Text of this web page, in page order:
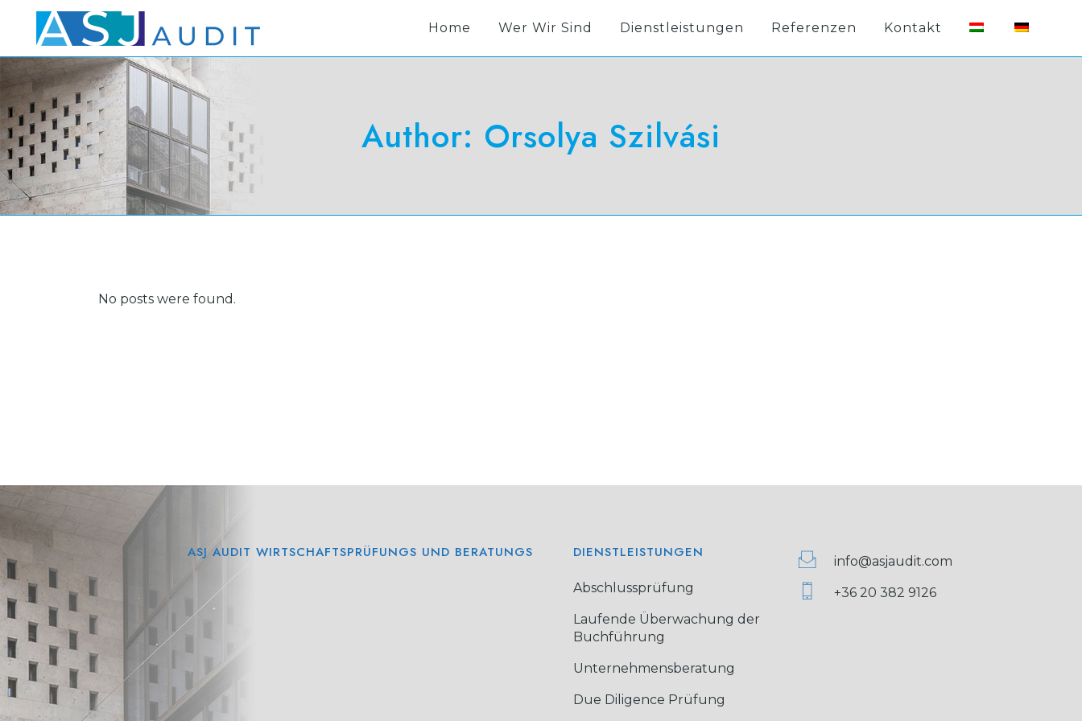
Home Wer Wir Sind Dienstleistungen Referenzen Kontakt
Author: Orsolya Szilvási
No posts were found.
ASJ AUDIT WIRTSCHAFTSPRÜFUNGS UND BERATUNGS DIENSTLEISTUNGEN
Abschlussprüfung
Laufende Überwachung der
Buchführung
Unternehmensberatung
Due Diligence Prüfung
info@asjaudit.com
+36 20 382 9126